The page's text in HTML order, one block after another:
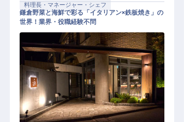
料理長・マネージャー・シェフ
レストラン総料理長候補│月給40～4
5万／残業月平均10h／駅徒歩3分
鎌倉野菜と海鮮で彩る「イタリアン×鉄板焼き」の
世界！業界・役職経験不問